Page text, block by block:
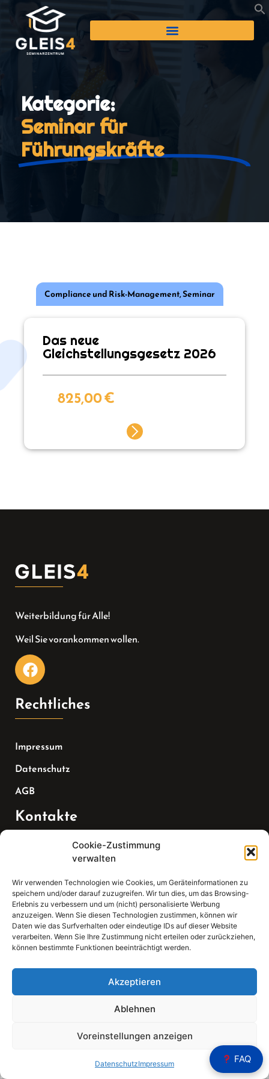
Cookie-Zustimmung
verwalten
Wir verwenden Technologien wie Cookies, um Geräteinformationen zu
speichern und/oder darauf zuzugreifen. Wir tun dies, um das Browsing-
Erlebnis zu verbessern und um (nicht) personalisierte Werbung
anzuzeigen. Wenn Sie diesen Technologien zustimmen, können wir
Daten wie das Surfverhalten oder eindeutige IDs auf dieser Website
verarbeiten. Wenn Sie Ihre Zustimmung nicht erteilen oder zurückziehen,
können bestimmte Funktionen beeinträchtigt werden.
Akzeptieren
Ablehnen
Voreinstellungen anzeigen
DatenschutzImpressum
Kategorie:
Seminar für
Führungskräfte
Compliance und Risk-Management,Seminar
Das neue
Gleichstellungsgesetz 2026
825,00€
Weiterbildung für Alle!
Weil Sie vorankommen wollen.
Rechtliches
Impressum
Datenschutz
AGB
Kontakte
07147 270 3349
Email:
sekretariat(at)gleis4-seminarzentrum.com
Adresse:
Bahnhofstraße 21, 74343 Sachsenheim
FAQ
for: